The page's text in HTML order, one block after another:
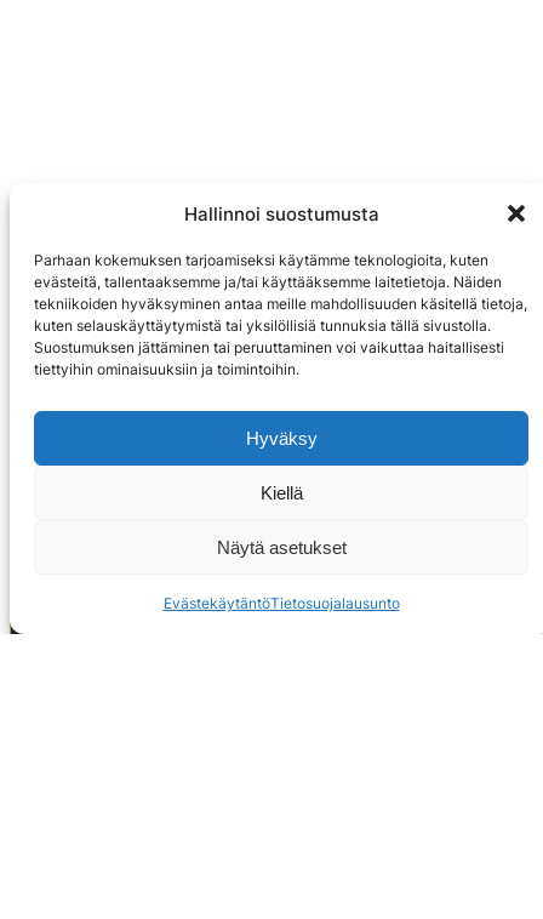
Hallinnoi suostumusta
Parhaan kokemuksen tarjoamiseksi käytämme teknologioita, kuten
evästeitä, tallentaaksemme ja/tai käyttääksemme laitetietoja. Näiden
tekniikoiden hyväksyminen antaa meille mahdollisuuden käsitellä tietoja,
kuten selauskäyttäytymistä tai yksilöllisiä tunnuksia tällä sivustolla.
Suostumuksen jättäminen tai peruuttaminen voi vaikuttaa haitallisesti
tiettyihin ominaisuuksiin ja toimintoihin.
Hyväksy
Kiellä
Näytä asetukset
EvästekäytäntöTietosuojalausunto
OTA YHTEYTTÄ